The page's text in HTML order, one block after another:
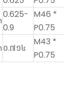
0.625-
0.9
M46 *
P0.75
០.៧១៤
M43 *
P0.75